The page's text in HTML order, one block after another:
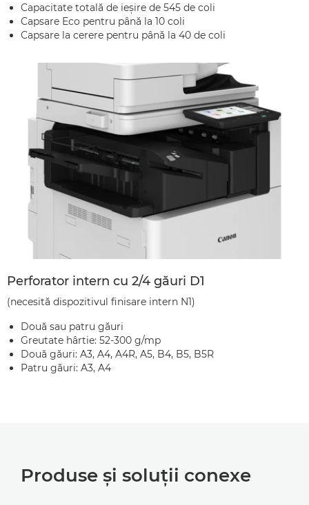
Capacitate totală de ieşire de 545 de coli
Capsare Eco pentru până la 10 coli
Capsare la cerere pentru până la 40 de coli
Perforator intern cu 2/4 găuri D1
(necesită dispozitivul finisare intern N1)
Două sau patru găuri
Greutate hârtie: 52-300 g/mp
Două găuri: A3, A4, A4R, A5, B4, B5, B5R
Patru găuri: A3, A4
Produse şi soluţii conexe